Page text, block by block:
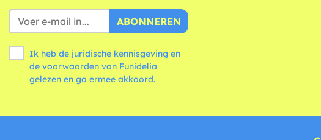
ABONNEREN
Ik heb de juridische kennisgeving en
de voorwaarden
gelezen en ga ermee akkoord.